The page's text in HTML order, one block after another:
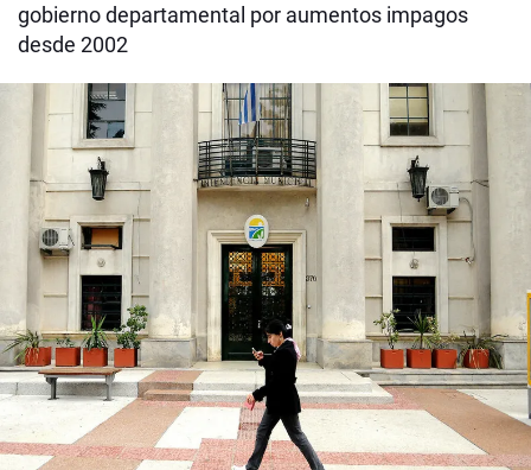
gobierno departamental por aumentos impagos
desde 2002